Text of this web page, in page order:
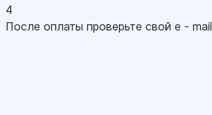
4
После оплаты проверьте свой e - mail